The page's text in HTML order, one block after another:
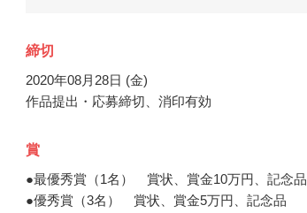
締切
2020年08月28日 (金)
作品提出・応募締切、消印有効
賞
●最優秀賞（1名） 賞状、賞金10万円、記念品
●優秀賞（3名） 賞状、賞金5万円、記念品